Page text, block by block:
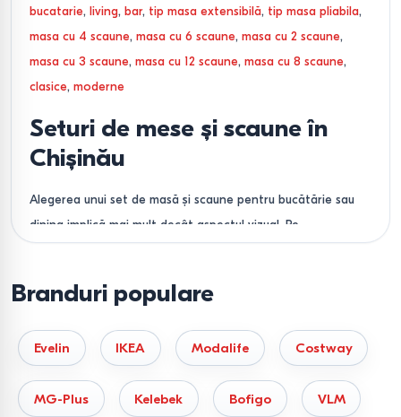
bucatarie, living, bar, tip masa extensibilă, tip masa pliabila,
masa cu 4 scaune, masa cu 6 scaune, masa cu 2 scaune,
masa cu 3 scaune, masa cu 12 scaune, masa cu 8 scaune,
clasice, moderne
Seturi de mese și scaune în
Chișinău
Alegerea unui set de masă și scaune pentru bucătărie sau
dining implică mai mult decât aspectul vizual. Pe
compatibil cu spațiul și necesitățile dumneavoastră.
Funcționalitate
În funcție de dimensiunea încăperii și numărul de persoane,
clasificăm seturile astfel:
Branduri populare
Evelin IKEA Modalife Costway
MG-Plus Kelebek Bofigo VLM